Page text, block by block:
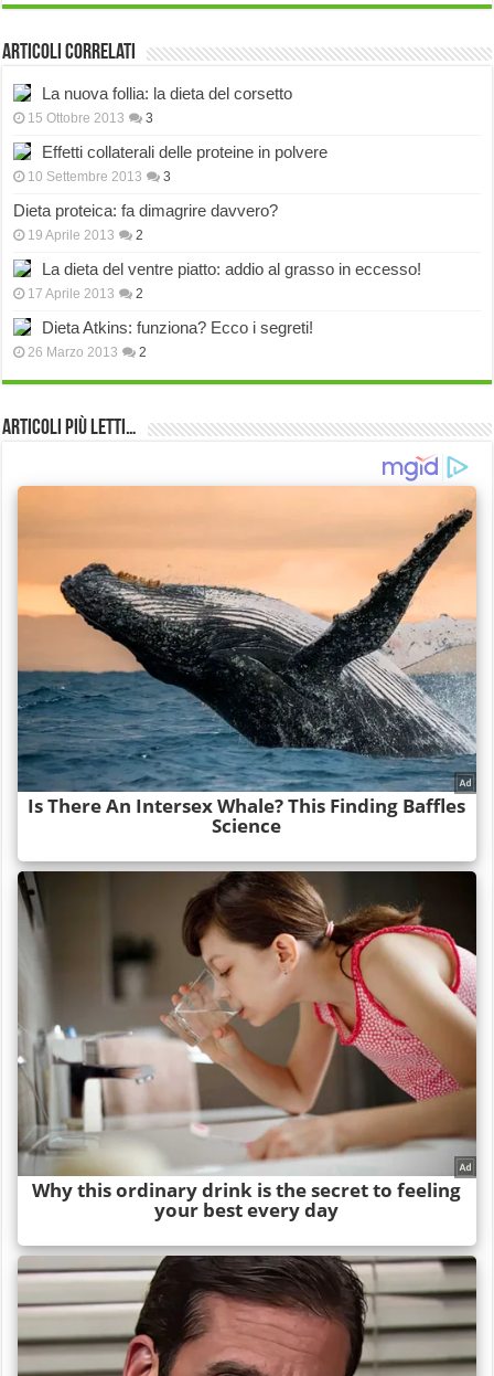
Articoli correlati
La nuova follia: la dieta del corsetto
15 Ottobre 2013 3
Effetti collaterali delle proteine in polvere
10 Settembre 2013 3
Dieta proteica: fa dimagrire davvero?
19 Aprile 2013 2
La dieta del ventre piatto: addio al grasso in eccesso!
17 Aprile 2013 2
Dieta Atkins: funziona? Ecco i segreti!
26 Marzo 2013 2
Articoli più Letti…